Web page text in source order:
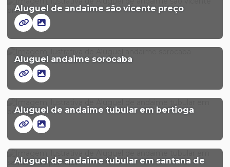
Aluguel de andaime são vicente preço
Aluguel andaime sorocaba
Aluguel de andaime tubular em bertioga
Aluguel de andaime tubular em santana de